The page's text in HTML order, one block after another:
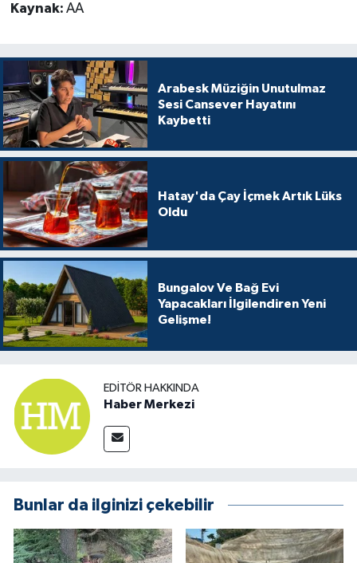
Kaynak: AA
Arabesk Müziğin Unutulmaz
Sesi Cansever Hayatını
Kaybetti
Hatay'da Çay İçmek Artık Lüks
Oldu
Bungalov Ve Bağ Evi
Yapacakları İlgilendiren Yeni
Gelişme!
EDITÖR HAKKINDA
Haber Merkezi
Bunlar da ilginizi çekebilir